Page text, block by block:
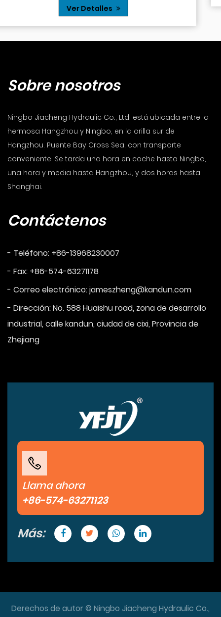
Sobre nosotros
Ningbo Jiacheng Hydraulic Co., Ltd. está ubicada entre la
hermosa Hangzhou y Ningbo, en la orilla sur de
Hangzhou. Puente Bay Cross Sea, con transporte
conveniente. Se tarda una hora en coche hasta Ningbo,
una hora y media hasta Hangzhou, y dos horas hasta
Shanghai.
Contáctenos
- Teléfono: +86-13968230007
- Fax: +86-574-63271178
- Correo electrónico:jameszheng@kandun.com
- Dirección: No. 588 Huaishu road, zona de desarrollo
industrial, calle kandun, ciudad de cixi, Provincia de
Zhejiang
Llama ahora
+86-574-63271123
Más:
Derechos de autor © Ningbo Jiacheng Hydraulic Co.,